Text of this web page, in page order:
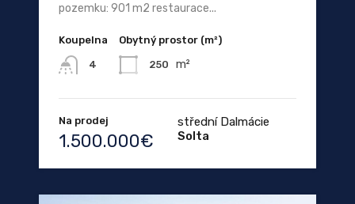
pozemku: 901 m2 restaurace...
Koupelna
4
Obytný prostor (m²)
250 m²
Na prodej
1.500.000€
střední Dalmácie
Solta